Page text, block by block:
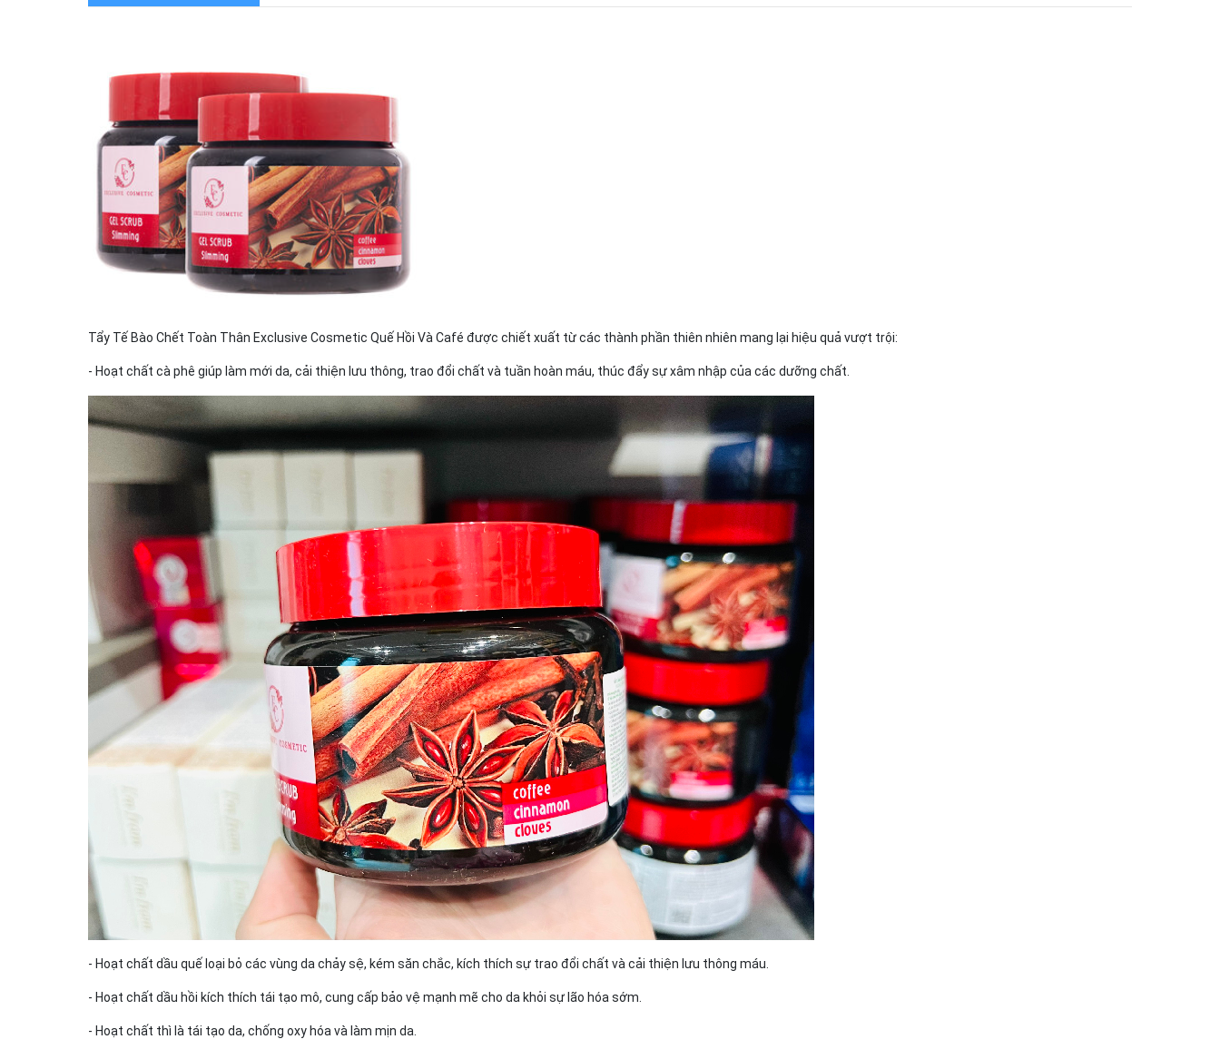
Tẩy Tế Bào Chết Toàn Thân Exclusive Cosmetic Quế Hồi Và Café được chiết xuất từ các thành phần thiên nhiên mang lại hiệu quả vượt trội:
- Hoạt chất cà phê giúp làm mới da, cải thiện lưu thông, trao đổi chất và tuần hoàn máu, thúc đẩy sự xâm nhập của các dưỡng chất.
- Hoạt chất dầu quế loại bỏ các vùng da chảy sệ, kém săn chắc, kích thích sự trao đổi chất và cải thiện lưu thông máu.
- Hoạt chất dầu hồi kích thích tái tạo mô, cung cấp bảo vệ mạnh mẽ cho da khỏi sự lão hóa sớm.
- Hoạt chất thì là tái tạo da, chống oxy hóa và làm mịn da.